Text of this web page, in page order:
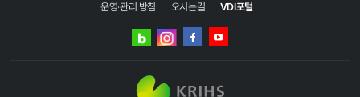
운영·관리 방침
오시는길 VDI포털
네이버
인스타그램